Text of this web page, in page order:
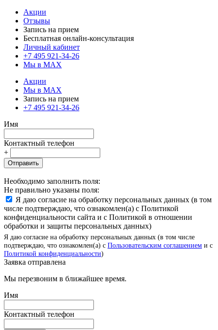
Акции
Отзывы
Запись на прием
Бесплатная онлайн-консультация
Личный кабинет
+7 495 921-34-26
Мы в MAX
Акции
Мы в MAX
Запись на прием
+7 495 921-34-26
Имя
Контактный телефон
+
Отправить
Необходимо заполнить поля:
Не правильно указаны поля:
Я даю согласие на обработку персональных данных (в том
числе подтверждаю, что ознакомлен(а) с Политикой
конфиденциальности сайта и с Политикой в отношении
обработки и защиты персональных данных)
Я даю согласие на обработку персональных данных (в том числе
подтверждаю, что ознакомлен(а) с Пользовательским соглашением и с
Политикой конфиденциальности)
Заявка отправлена
Мы перезвоним в ближайшее время.
Имя
Контактный телефон